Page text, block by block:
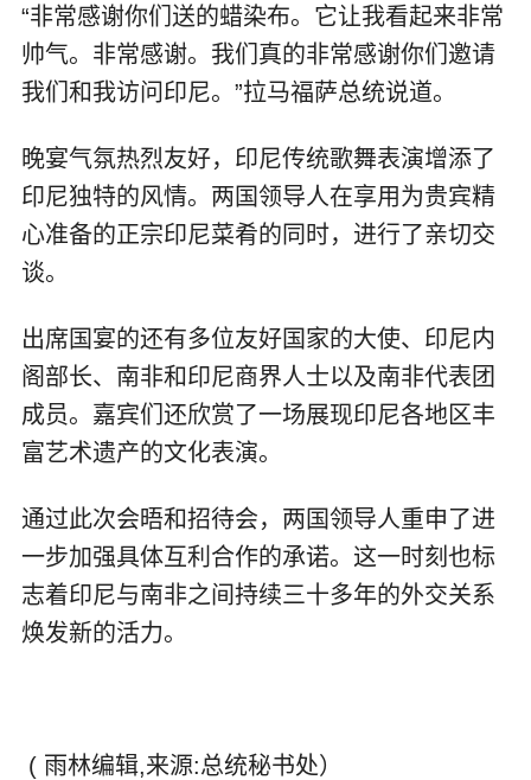
“非常感谢你们送的蜡染布。它让我看起来非常
帅气。非常感谢。我们真的非常感谢你们邀请
我们和我访问印尼。”拉马福萨总统说道。
晚宴气氛热烈友好，印尼传统歌舞表演增添了
印尼独特的风情。两国领导人在享用为贵宾精
心准备的正宗印尼菜肴的同时，进行了亲切交
谈。
出席国宴的还有多位友好国家的大使、印尼内
阁部长、南非和印尼商界人士以及南非代表团
成员。嘉宾们还欣赏了一场展现印尼各地区丰
富艺术遗产的文化表演。
通过此次会晤和招待会，两国领导人重申了进
一步加强具体互利合作的承诺。这一时刻也标
志着印尼与南非之间持续三十多年的外交关系
焕发新的活力。
( 雨林编辑,来源:总统秘书处）